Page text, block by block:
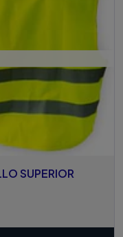
SUPERIOR